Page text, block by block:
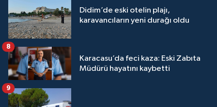
Didim’de eski otelin plajı,
karavancıların yeni durağı oldu
Karacasu’da feci kaza: Eski Zabıta
Müdürü hayatını kaybetti
8
9